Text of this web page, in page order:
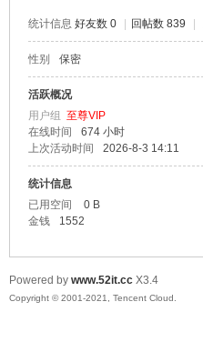
统计信息 好友数 0 回帖数 839
性别 保密
活跃概况
用户组 至尊VIP
在线时间
674 小时
上次活动时间
2026-8-3 14:11
统计信息
已用空间
0 B
金钱
1552
Powered by www.52it.cc X3.4
Copyright © 2001-2021, Tencent Cloud.